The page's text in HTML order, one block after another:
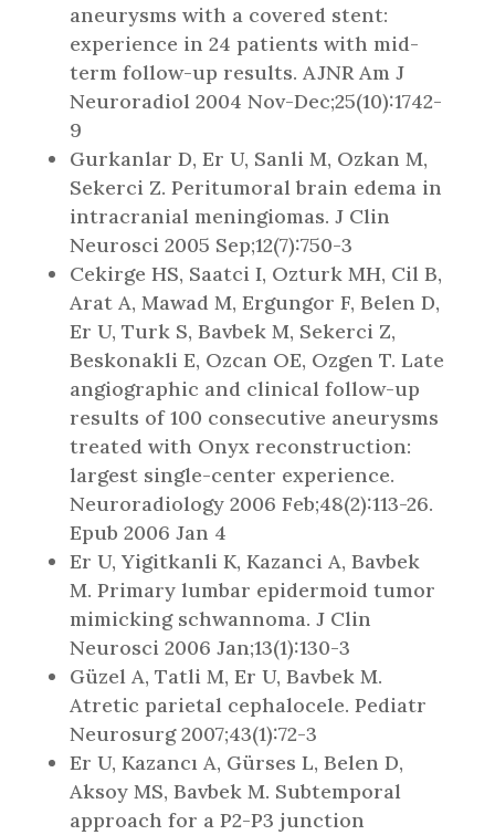
aneurysms with a covered stent:
experience in 24 patients with mid-
term follow-up results. AJNR Am J
Neuroradiol 2004 Nov-Dec;25(10):1742-
9
Gurkanlar D, Er U, Sanli M, Ozkan M,
Sekerci Z. Peritumoral brain edema in
intracranial meningiomas. J Clin
Neurosci 2005 Sep;12(7):750-3
Cekirge HS, Saatci I, Ozturk MH, Cil B,
Arat A, Mawad M, Ergungor F, Belen D,
Er U, Turk S, Bavbek M, Sekerci Z,
Beskonakli E, Ozcan OE, Ozgen T. Late
angiographic and clinical follow-up
results of 100 consecutive aneurysms
treated with Onyx reconstruction:
largest single-center experience.
Neuroradiology 2006 Feb;48(2):113-26.
Epub 2006 Jan 4
Er U, Yigitkanli K, Kazanci A, Bavbek
M. Primary lumbar epidermoid tumor
mimicking schwannoma. J Clin
Neurosci 2006 Jan;13(1):130-3
Güzel A, Tatli M, Er U, Bavbek M.
Atretic parietal cephalocele. Pediatr
Neurosurg 2007;43(1):72-3
Er U, Kazancı A, Gürses L, Belen D,
Aksoy MS, Bavbek M. Subtemporal
approach for a P2-P3 junction